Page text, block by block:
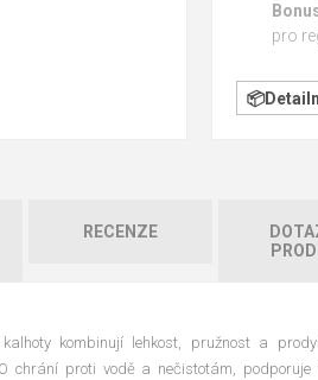
pro
RECENZE
kombinují lehkost, pružnost a
chrání proti vodě a nečistotám, podporuje